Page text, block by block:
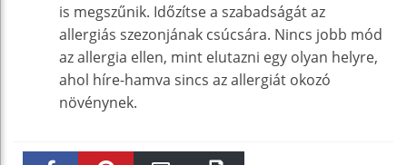
is megszűnik. Időzítse a szabadságát az
allergiás szezonjának csúcsára. Nincs jobb mód
az allergia ellen, mint elutazni egy olyan helyre,
ahol híre-hamva sincs az allergiát okozó
növénynek.